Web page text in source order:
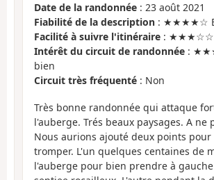
Date de la randonnée : 23 août 2021
Fiabilité de la description : ★★★★☆
Facilité à suivre l'itinéraire : ★★★☆☆
Intérêt du circuit de randonnée :
bien
Circuit très fréquenté : Non
Très bonne randonnée qui attaque
l'auberge. Trés beaux paysages. A ne
Nous aurions ajouté deux points pour
tromper. L'un quelques centaines de
l'auberge pour bien prendre à